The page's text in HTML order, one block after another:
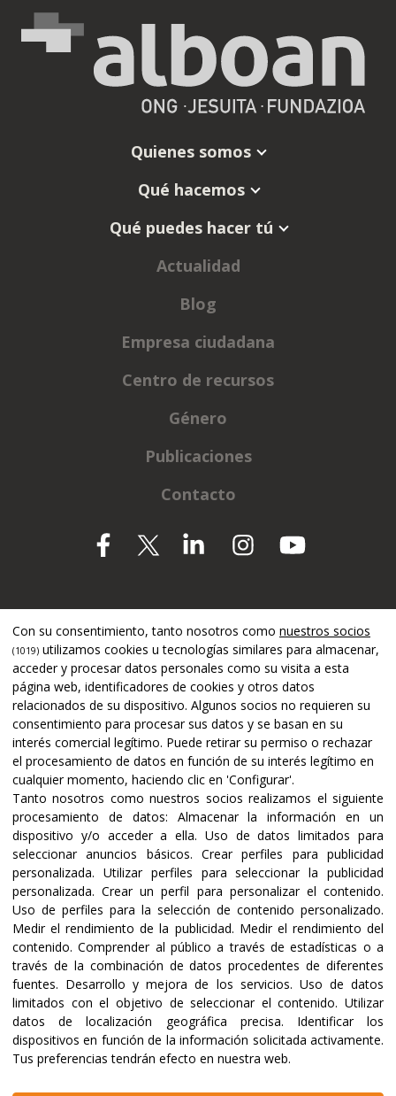
Quienes somos
Qué hacemos
Qué puedes hacer tú
Actualidad
Blog
Empresa ciudadana
Centro de recursos
Género
Publicaciones
Contacto
Certificaciones y acreditaciones
Con su consentimiento, tanto nosotros como nuestros socios
(1019) utilizamos cookies u tecnologías similares para almacenar,
acceder y procesar datos personales como su visita a esta
página web, identificadores de cookies y otros datos
relacionados de su dispositivo. Algunos socios no requieren su
consentimiento para procesar sus datos y se basan en su
interés comercial legítimo. Puede retirar su permiso o rechazar
el procesamiento de datos en función de su interés legítimo en
cualquier momento, haciendo clic en 'Configurar'.
Tanto nosotros como nuestros socios realizamos el siguiente
procesamiento de datos: Almacenar la información en un
dispositivo y/o acceder a ella. Uso de datos limitados para
seleccionar anuncios básicos.Crear perfiles para publicidad
personalizada. Utilizar perfiles para seleccionar la publicidad
personalizada.Crear un perfil para personalizar el contenido.
Uso de perfiles para la selección de contenido personalizado.
Medir el rendimiento de la publicidad. Medir el rendimiento del
contenido.Comprender al público a través de estadísticas o a
través de la combinación de datos procedentes de diferentes
fuentes. Desarrollo y mejora de los servicios. Uso de datos
limitados con el objetivo de seleccionar el contenido. Utilizar
datos de localización geográfica precisa. Identificar los
dispositivos en función de la información solicitada activamente.
Tus preferencias tendrán efecto en nuestra web.